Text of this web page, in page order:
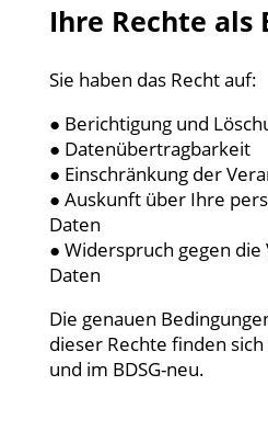
Ihre Rechte
Sie haben das Recht auf:
● Berichtigung und
● Datenübertragbarkeit
● Einschränkung der
● Auskunft über Ihre
Daten
● Widerspruch gegen
Daten
Die genauen
dieser Rechte finden sich
und im BDSG-neu.